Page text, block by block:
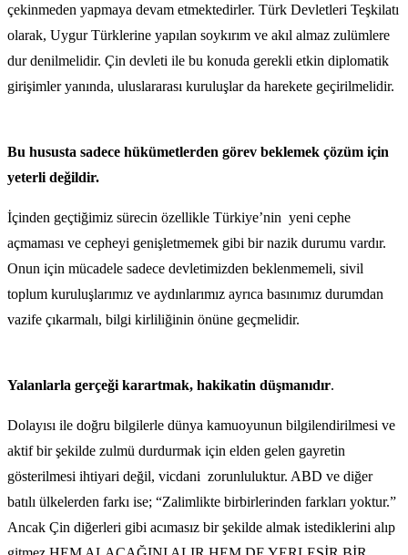
çekinmeden yapmaya devam etmektedirler. Türk Devletleri Teşkilatı
olarak, Uygur Türklerine yapılan soykırım ve akıl almaz zulümlere
dur denilmelidir. Çin devleti ile bu konuda gerekli etkin diplomatik
girişimler yanında, uluslararası kuruluşlar da harekete geçirilmelidir.
Bu hususta sadece hükümetlerden görev beklemek çözüm için
yeterli değildir.
İçinden geçtiğimiz sürecin özellikle Türkiye’nin yeni cephe
açmaması ve cepheyi genişletmemek gibi bir nazik durumu vardır.
Onun için mücadele sadece devletimizden beklenmemeli, sivil
toplum kuruluşlarımız ve aydınlarımız ayrıca basınımız durumdan
vazife çıkarmalı, bilgi kirliliğinin önüne geçmelidir.
Yalanlarla gerçeği karartmak, hakikatin düşmanıdır.
Dolayısı ile doğru bilgilerle dünya kamuoyunun bilgilendirilmesi ve
aktif bir şekilde zulmü durdurmak için elden gelen gayretin
gösterilmesi ihtiyari değil, vicdani zorunluluktur. ABD ve diğer
batılı ülkelerden farkı ise; “Zalimlikte birbirlerinden farkları yoktur.”
Ancak Çin diğerleri gibi acımasız bir şekilde almak istediklerini alıp